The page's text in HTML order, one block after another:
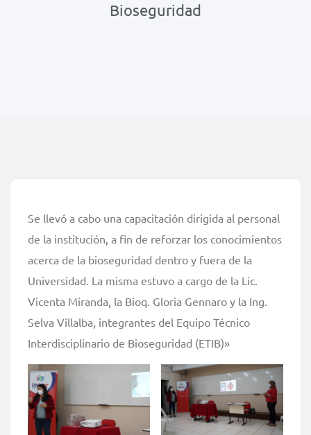
Bioseguridad
Se llevó a cabo una capacitación dirigida al personal
de la institución, a fin de reforzar los conocimientos
acerca de la bioseguridad dentro y fuera de la
Universidad. La misma estuvo a cargo de la Lic.
Vicenta Miranda, la Bioq. Gloria Gennaro y la Ing.
Selva Villalba, integrantes del Equipo Técnico
Interdisciplinario de Bioseguridad (ETIB)»